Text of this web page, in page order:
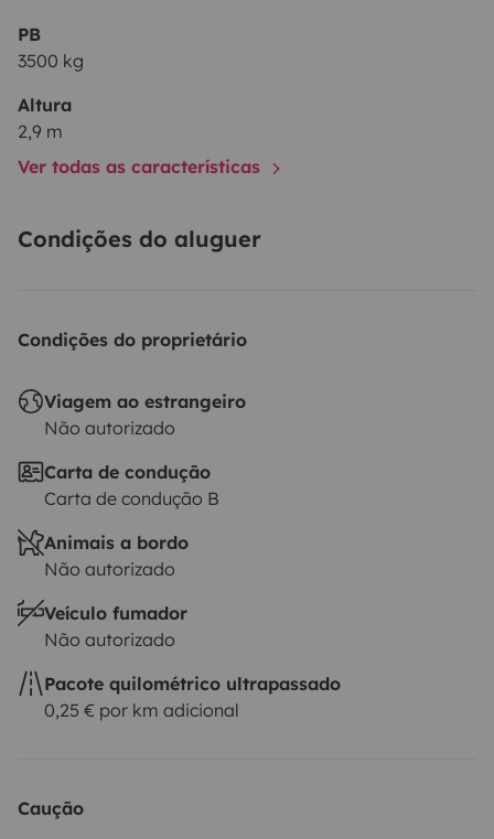
PB
3500 kg
Altura
2,9 m
Ver todas as características
Condições do aluguer
Condições do proprietário
Viagem ao estrangeiro
Não autorizado
Carta de condução
Carta de condução B
Animais a bordo
Não autorizado
Veículo fumador
Não autorizado
Pacote quilométrico ultrapassado
0,25 € por km adicional
Caução